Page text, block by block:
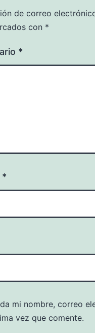
de correo
con *
*
*
mi nombre, correo
vez que comente.